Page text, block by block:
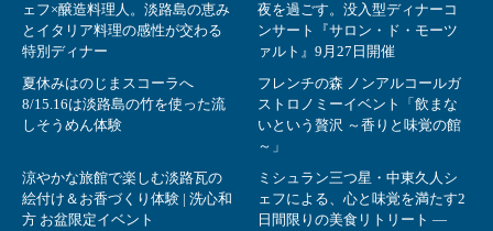
ェフ×醸造料理人。淡路島の恵み
とイタリア料理の感性が交わる
特別ディナー
夜を過ごす。没入型ディナーコ
ンサート『サロン・ド・モーツ
ァルト』9月27日開催
夏休みはのじまスコーラへ
8/15.16は淡路島の竹を使った流
しそうめん体験
フレンチの森 ノンアルコールガ
ストロノミーイベント「飲まな
いという贅沢 ～香りと味覚の館
～」
涼やかな旅館で楽しむ淡路瓦の
絵付け＆お香づくり体験 | 洗心和
方 お盆限定イベント
ミシュラン三つ星・中東久人シ
ェフによる、心と味覚を満たす2
日間限りの美食リトリート ―